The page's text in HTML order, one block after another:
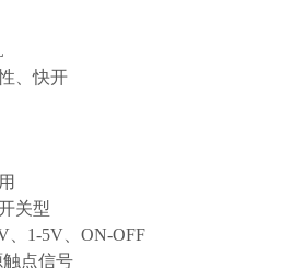
、快开
关型
、1-5V、ON-OFF
点信号